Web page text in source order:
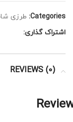
Categories: طرزی
اشتراک گذاری:
REVIEWS (0)